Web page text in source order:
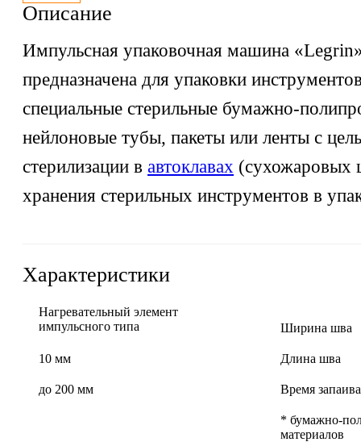
Описание
Импульсная упаковочная машина
предназначена для упаковки
специальные стерильные бумажно-
нейлоновые тубы, пакеты или ленты с
стерилизации в автоклавах (сухожаровых
хранения стерильных инструментов в
Характеристики
Нагревательный элемент
импульсного типа
Ширина шва
10 мм Длина шва
до 200 мм Время
* бумажно-
материалов